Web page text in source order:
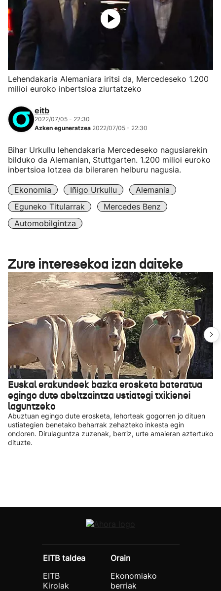
Lehendakaria Alemaniara iritsi da, Mercedeseko 1.200
milioi euroko inbertsioa ziurtatzeko
eitb
2022/07/05 - 22:30
Azken eguneratzea 2022/07/05 - 22:30
Bihar Urkullu lehendakaria Mercedeseko nagusiarekin
bilduko da Alemanian, Stuttgarten. 1.200 milioi euroko
inbertsioa lotzea da bileraren helburu nagusia.
Ekonomia Iñigo Urkullu
Alemania
Eguneko Titularrak
Mercedes Benz
Automobilgintza
Zure interesekoa izan daiteke
Euskal erakundeek bazka erosketa bateratua
egingo dute abeltzaintza ustiategi txikienei
laguntzeko
Abuztuan egingo dute erosketa, lehorteak gogorren jo dituen
ustiategien benetako beharrak zehazteko inkesta egin
ondoren. Dirulaguntza zuzenak, berriz, urte amaieran aztertuko
dituzte.
EITB taldea
EITB
Kirolak
Orain
Ekonomiako
berriak